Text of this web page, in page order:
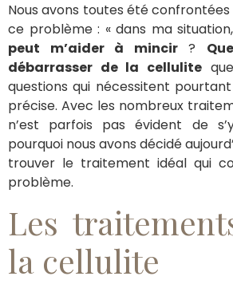
Nous avons toutes été confrontées
ce problème : « dans ma situation,
peut m’aider à mincir?
débarrasser de la cellulite
questions qui nécessitent
précise. Avec les nombreux
n’est parfois pas évident de
pourquoi nous avons décidé
trouver le traitement idéal qui
problème.
Les
la cellulite